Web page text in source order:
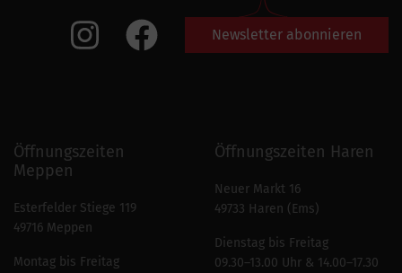
Newsletter abonnieren
Öffnungszeiten
Meppen
Esterfelder Stiege 119
49716 Meppen
Montag bis Freitag
Öffnungszeiten Haren
Neuer Markt 16
49733 Haren (Ems)
Dienstag bis Freitag
09.30–13.00 Uhr & 14.00–17.30